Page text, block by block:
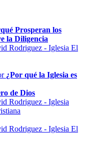
Prosperan los
la Diligencia
¿Por qué la Iglesia es
de Dios